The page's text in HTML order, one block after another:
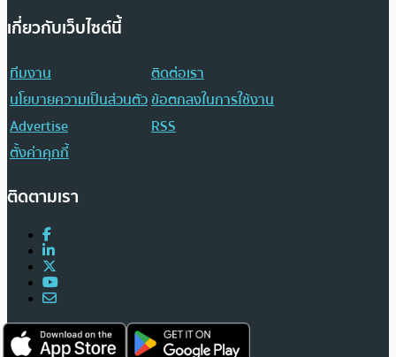
เกี่ยวกับเว็บไซต์นี้
ทีมงาน
ติดต่อเรา
นโยบายความเป็นส่วนตัวข้อตกลงในการใช้งาน
Advertise
RSS
ตั้งค่าคุกกี้
ติดตามเรา